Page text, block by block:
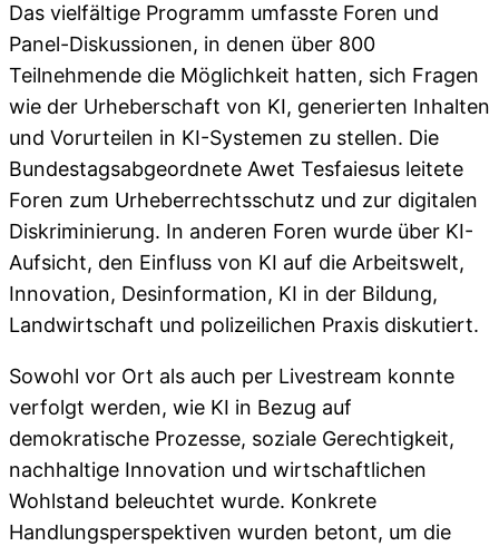
Das vielfältige Programm umfasste Foren und
Panel-Diskussionen, in denen über 800
Teilnehmende die Möglichkeit hatten, sich Fragen
wie der Urheberschaft von KI, generierten Inhalten
und Vorurteilen in KI-Systemen zu stellen. Die
Bundestagsabgeordnete Awet Tesfaiesus leitete
Foren zum Urheberrechtsschutz und zur digitalen
Diskriminierung. In anderen Foren wurde über KI-
Aufsicht, den Einfluss von KI auf die Arbeitswelt,
Innovation, Desinformation, KI in der Bildung,
Landwirtschaft und polizeilichen Praxis diskutiert.
Sowohl vor Ort als auch per Livestream konnte
verfolgt werden, wie KI in Bezug auf
demokratische Prozesse, soziale Gerechtigkeit,
nachhaltige Innovation und wirtschaftlichen
Wohlstand beleuchtet wurde. Konkrete
Handlungsperspektiven wurden betont, um die